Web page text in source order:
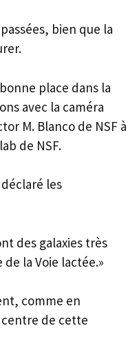
bien que la
place dans la
avec la caméra
M. Blanco de NSF à
de NSF.
les
des galaxies très
la Voie lactée.»
comme en
de cette